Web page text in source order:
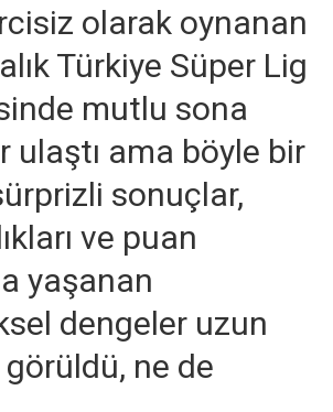
olarak oynanan
Türkiye Süper Lig
mutlu sona
ulaştı ama böyle bir
sonuçlar,
ve puan
yaşanan
dengeler uzun
görüldü, ne de